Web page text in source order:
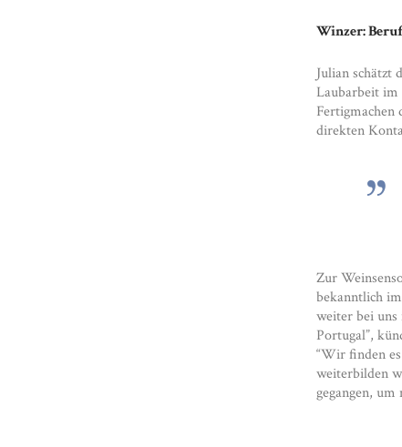
Winzer:
Julian schätzt
Laubarbeit im
Fertigmachen
direkten
Zur
bekanntlich
weiter bei uns
Portugal”,
“Wir finden
weiterbilden
gegangen, um